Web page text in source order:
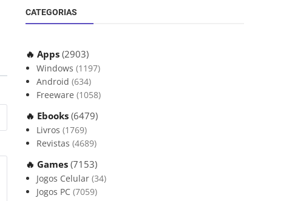
CATEGORIAS
🔥 Apps (2903)
Windows (1197)
Android (634)
Freeware (1058)
🔥 Ebooks (6479)
Livros (1769)
Revistas (4689)
🔥 Games (7153)
Jogos Celular (34)
Jogos PC (7059)